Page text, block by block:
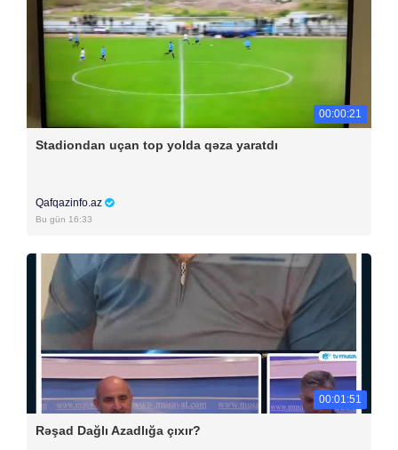
00:00:21
Stadiondan uçan top yolda qəza yaratdı
Qafqazinfo.az
Bu gün 16:33
00:01:51
Rəşad Dağlı Azadlığa çıxır?